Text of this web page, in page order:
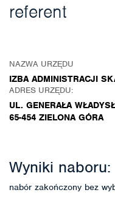
referent
NAZWA URZĘDU
IZBA ADMINISTRACJI
ADRES URZĘDU:
UL. GENERAŁA
65-454 ZIELONA GÓRA
Wyniki naboru:
nabór zakończony bez